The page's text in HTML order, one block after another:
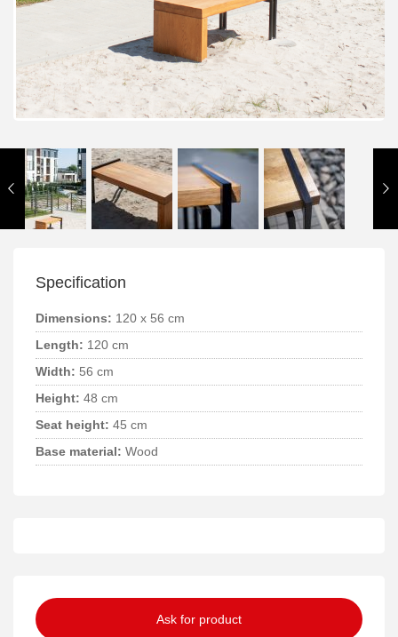
Specification
Dimensions: 120 x 56 cm
Length: 120 cm
Width: 56 cm
Height: 48 cm
Seat height: 45 cm
Base material: Wood
Ask for product